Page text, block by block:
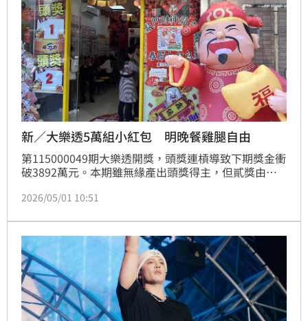
新／大樂透5萬組小紅包 明晚餐雞腿自由
第115000049期大樂透開獎，頭獎連槓導致下期獎金衝
破3892萬元。本期雖無緣產出頭獎得主，但貳獎由一
合計狂開近5萬組，讓全台彩迷共享小額紅包，總銷量
前完成領獎。本期中獎號碼：07、22、27、35、43、
48，特別號45，快拿起彩券對獎，別讓財神爺送的好
運逾期失效！
2026/05/01 10:51